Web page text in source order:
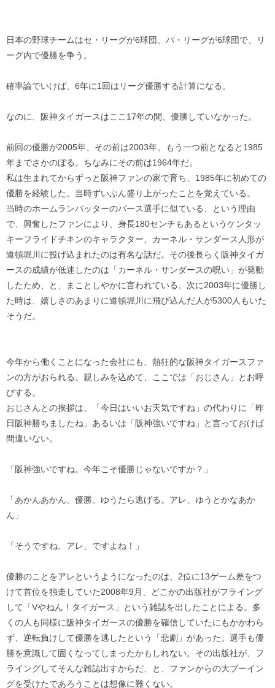
日本の野球チームはセ・リーグが6球団、パ・リーグが6球団で、リ
ーグ内で優勝を争う。
確率論でいけば、6年に1回はリーグ優勝する計算になる。
なのに、阪神タイガースはここ17年の間、優勝していなかった。
前回の優勝が2005年、その前は2003年。もう一つ前となると1985
年までさかのぼる。ちなみにその前は1964年だ。
私は生まれてからずっと阪神ファンの家で育ち、1985年に初めての
優勝を経験した。当時ずいぶん盛り上がったことを覚えている。
当時のホームランバッターのバース選手に似ている、という理由
で、興奮したファンにより、身長180センチもあるというケンタッ
キーフライドチキンのキャラクター、カーネル・サンダース人形が
道頓堀川に投げ込まれたのは有名な話だ。その後長らく阪神タイガ
ースの成績が低迷したのは「カーネル・サンダースの呪い」が発動
したため、と、まことしやかに言われている。次に2003年に優勝し
た時は、嬉しさのあまりに道頓堀川に飛び込んだ人が5300人もいた
そうだ。
今年から働くことになった会社にも、熱狂的な阪神タイガースファ
ンの方がおられる。親しみを込めて、ここでは「おじさん」とお呼
びする。
おじさんとの挨拶は、「今日はいいお天気ですね」の代わりに「昨
日阪神勝ちましたね」あるいは「阪神強いですね」と言っておけば
間違いない。
「阪神強いですね。今年こそ優勝じゃないですか？」
「あかんあかん、優勝、ゆうたら逃げる。アレ、ゆうとかなあか
ん」
「そうですね、アレ、ですよね！」
優勝のことをアレというようになったのは、2位に13ゲーム差をつ
けて首位を独走していた2008年9月、どこかの出版社がフライング
して「Vやねん！タイガース」という雑誌を出したことによる。多
くの人も同様に阪神タイガースの優勝を確信していたにもかかわら
ず、逆転負けして優勝を逃したという「悲劇」があった。選手も優
勝を意識して固くなってしまったかもしれない。その出版社が、フ
ライングしてそんな雑誌出すからだ、と、ファンからの大ブーイン
グを受けたであろうことは想像に難くない。